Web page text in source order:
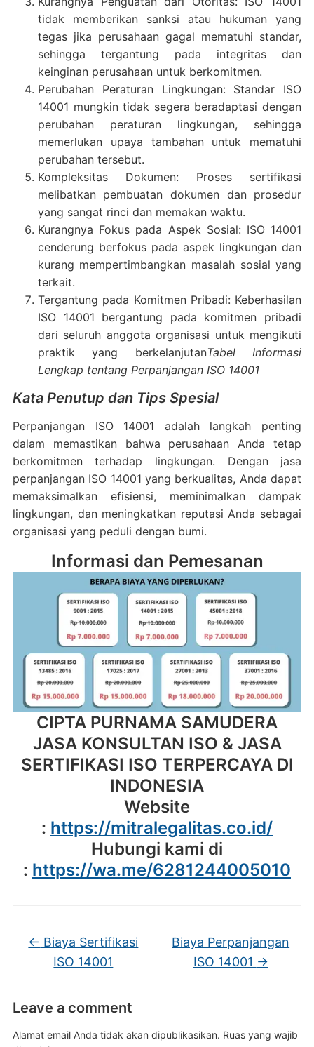
tidak memberikan sanksi atau hukuman yang
tegas jika perusahaan gagal mematuhi standar,
sehingga tergantung pada integritas dan
keinginan perusahaan untuk berkomitmen.
Perubahan Peraturan Lingkungan: Standar ISO
14001 mungkin tidak segera beradaptasi dengan
perubahan peraturan lingkungan, sehingga
memerlukan upaya tambahan untuk mematuhi
perubahan tersebut.
Kompleksitas Dokumen: Proses sertifikasi
melibatkan pembuatan dokumen dan prosedur
yang sangat rinci dan memakan waktu.
Kurangnya Fokus pada Aspek Sosial: ISO 14001
cenderung berfokus pada aspek lingkungan dan
kurang mempertimbangkan masalah sosial yang
terkait.
Tergantung pada Komitmen Pribadi: Keberhasilan
ISO 14001 bergantung pada komitmen pribadi
dari seluruh anggota organisasi untuk mengikuti
praktik yang berkelanjutanTabel Informasi
Lengkap tentang Perpanjangan ISO 14001
Kata Penutup dan Tips Spesial
Perpanjangan ISO 14001 adalah langkah penting
dalam memastikan bahwa perusahaan Anda tetap
berkomitmen terhadap lingkungan. Dengan jasa
perpanjangan ISO 14001 yang berkualitas, Anda dapat
memaksimalkan efisiensi, meminimalkan dampak
lingkungan, dan meningkatkan reputasi Anda sebagai
organisasi yang peduli dengan bumi.
Informasi dan Pemesanan
CIPTA PURNAMA SAMUDERA
JASA KONSULTAN ISO & JASA
SERTIFIKASI ISO TERPERCAYA DI
INDONESIA
Website
: https://mitralegalitas.co.id/
Hubungi kami di
: https://wa.me/6281244005010
← Biaya Sertifikasi
ISO 14001
Biaya Perpanjangan
ISO 14001 →
Leave a comment
Alamat email Anda tidak akan dipublikasikan. Ruas yang wajib